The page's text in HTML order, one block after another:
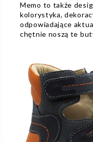
Memo to także
kolorystyka,
odpowiadające
chętnie noszą te